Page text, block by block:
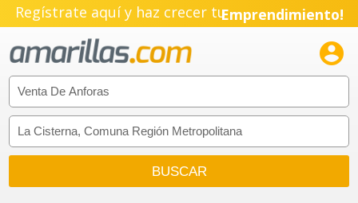
Regístrate aquí y haz crecer tuEmprendimiento!
